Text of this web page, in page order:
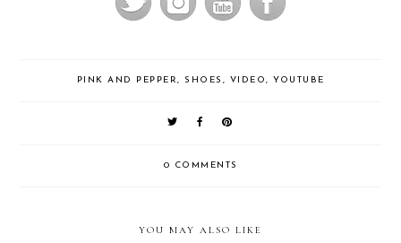
PINK AND PEPPER, SHOES , VIDEO, YOUTUBE
0 COMMENTS
YOU MAY ALSO LIKE